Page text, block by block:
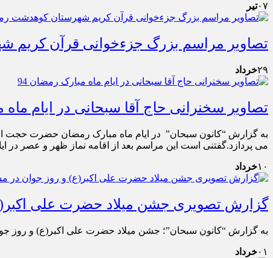
۰۷تیر
تصاویر مراسم بزرگ جزءخوانی قرآن کریم
۲۹خرداد
تصاویر سخنرانی حاج آقا سبحانی در ایام ماه
به گزارش “کانون سبحان” در ایام ماه مبارک رمضان حضرت حجت
می پردازد.گفتنی است این مراسم بعد از اقامه نماز ظهر و عصر در
۱۰خرداد
گزارش تصویری جشن میلاد حضرت علی
به گزارش “کانون سبحان”؛ جشن میلاد حضرت علی اکبر(ع) و روز
۰۱خرداد